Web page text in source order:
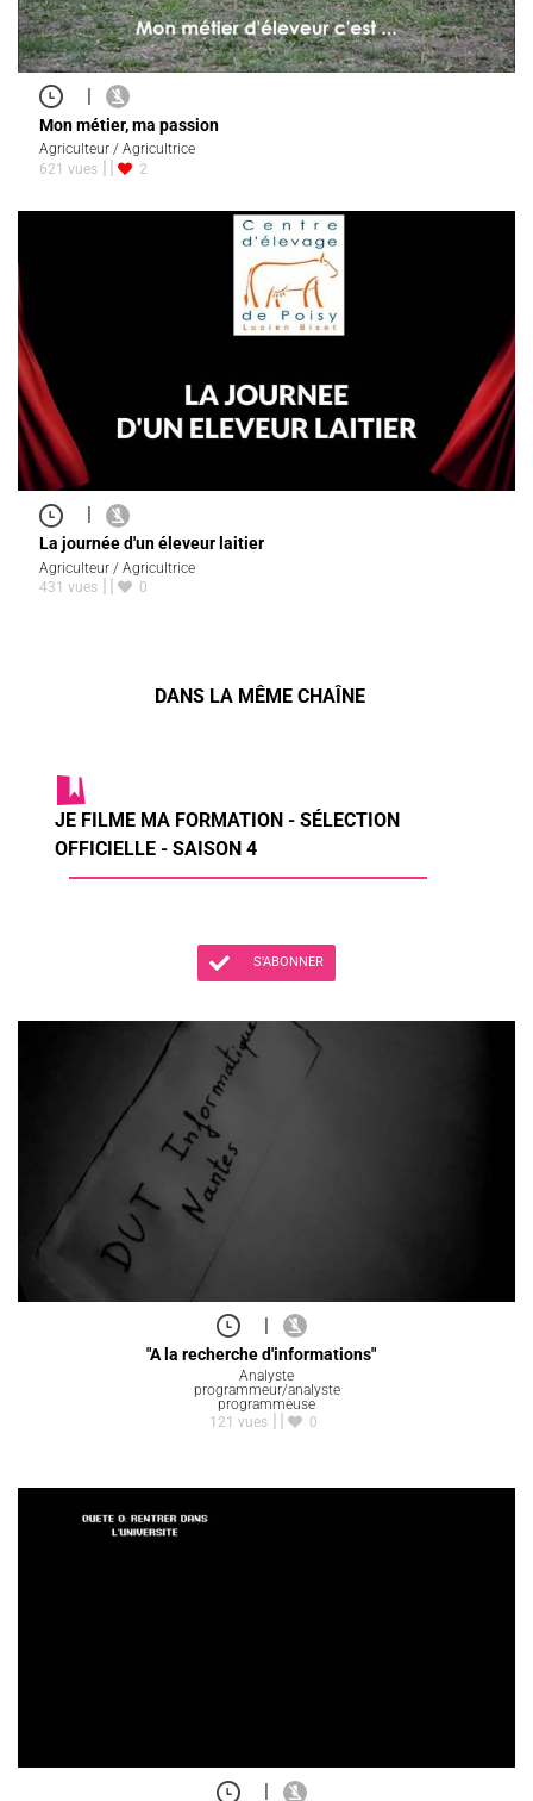
|
Mon métier, ma passion
Agriculteur / Agricultrice
621 vues
2
|
La journée d'un éleveur laitier
Agriculteur / Agricultrice
431 vues
0
DANS LA MÊME CHAÎNE
JE FILME MA FORMATION - SÉLECTION
OFFICIELLE - SAISON 4
S'ABONNER
|
"A la recherche d'informations"
Analyste
programmeur/analyste
programmeuse
121 vues
0
|